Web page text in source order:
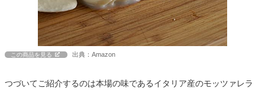
この商品を見る 出典：Amazon
つづいてご紹介するのは本場の味であるイタリア産のモッツァレラ